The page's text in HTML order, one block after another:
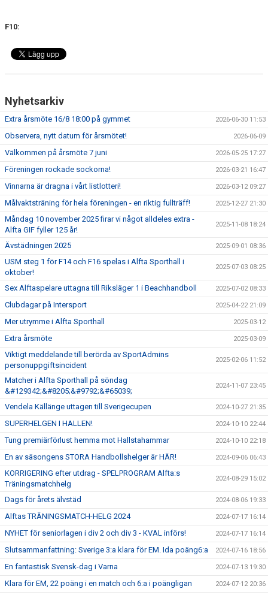
F10:
Nyhetsarkiv
Extra årsmöte 16/8 18:00 på gymmet 2026-06-30 11:53
Observera, nytt datum för årsmötet! 2026-06-09
Välkommen på årsmöte 7 juni 2026-05-25 17:27
Föreningen rockade sockorna! 2026-03-21 16:47
Vinnarna är dragna i vårt listlotteri! 2026-03-12 09:27
Målvaktsträning för hela föreningen - en riktig fullträff! 2025-12-27 21:30
Måndag 10 november 2025 firar vi något alldeles extra -
Alfta GIF fyller 125 år!
2025-11-08 18:24
Ävstädningen 2025 2025-09-01 08:36
USM steg 1 för F14 och F16 spelas i Alfta Sporthall i
oktober!
2025-07-03 08:25
Sex Alftaspelare uttagna till Riksläger 1 i Beachhandboll 2025-07-02 08:33
Clubdagar på Intersport 2025-04-22 21:09
Mer utrymme i Alfta Sporthall 2025-03-12
Extra årsmöte 2025-03-09
Viktigt meddelande till berörda av SportAdmins
personuppgiftsincident
2025-02-06 11:52
Matcher i Alfta Sporthall på söndag
&#129342;&#8205;&#9792;&#65039;
2024-11-07 23:45
Vendela Källänge uttagen till Sverigecupen 2024-10-27 21:35
SUPERHELGEN I HALLEN! 2024-10-10 22:44
Tung premiärförlust hemma mot Hallstahammar 2024-10-10 22:18
En av säsongens STORA Handbollshelger är HÄR! 2024-09-06 06:43
KORRIGERING efter utdrag - SPELPROGRAM Alfta:s
Träningsmatchhelg
2024-08-29 15:02
Dags för årets älvstäd 2024-08-06 19:33
Alftas TRÄNINGSMATCH-HELG 2024 2024-07-17 16:14
NYHET för seniorlagen i div 2 och div 3 - KVAL införs! 2024-07-17 16:14
Slutsammanfattning: Sverige 3:a klara för EM. Ida poäng6:a 2024-07-16 18:56
En fantastisk Svensk-dag i Varna 2024-07-13 19:30
Klara för EM, 22 poäng i en match och 6:a i poängligan 2024-07-12 20:36